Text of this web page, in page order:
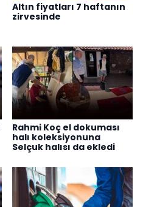
Altın fiyatları 7 haftanın
zirvesinde
Rahmi Koç el dokuması
halı koleksiyonuna
Selçuk halısı da ekledi